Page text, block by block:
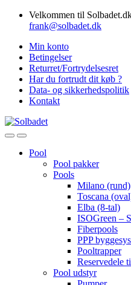
Skip
Skip
Velkommen til
frank@solbadet.dk
Min konto
Betingelser
Returret/Fortrydelsesret
Har du fortrudt dit køb ?
Data- og sikkerhedspolitik
Kontakt
OpenClose
Pool
Pool pakker
Pools
Milano (rund)
Toscana
Elba (8-tal)
ISOGreen –
Fiberpools
PPP
Pooltrapper
Reservedele
Pool udstyr